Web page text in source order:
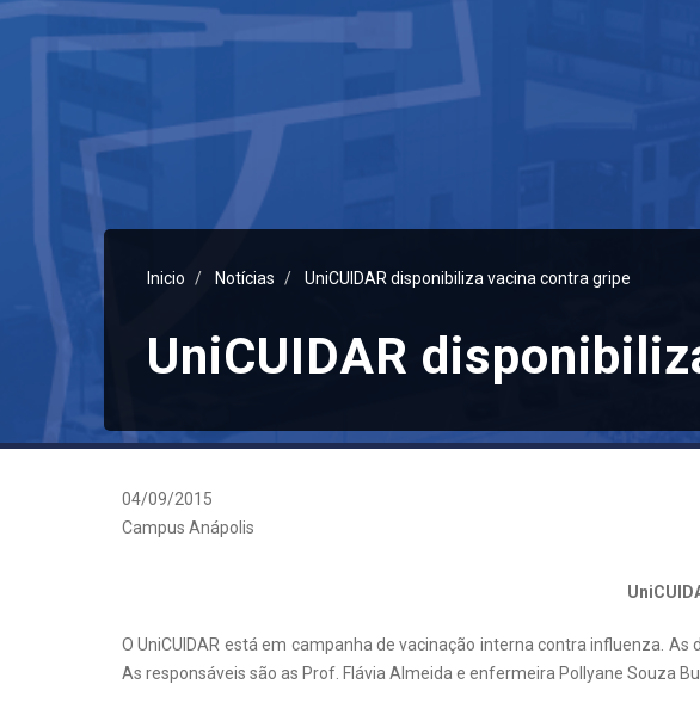
Inicio Notícias UniCUIDAR disponibiliza vacina contra gripe
UniCUIDAR
04/09/2015
Campus Anápolis
O UniCUIDAR está em campanha de vacinação interna contra influenza.
As responsáveis são as Prof. Flávia Almeida e enfermeira Pollyane Souza